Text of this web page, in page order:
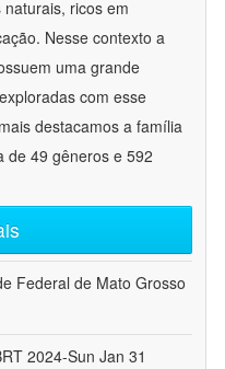
ricos em
Nesse contexto a
uma grande
com esse
destacamos a família
de 49 gêneros e 592
Federal de Mato Grosso
2024-Sun Jan 31